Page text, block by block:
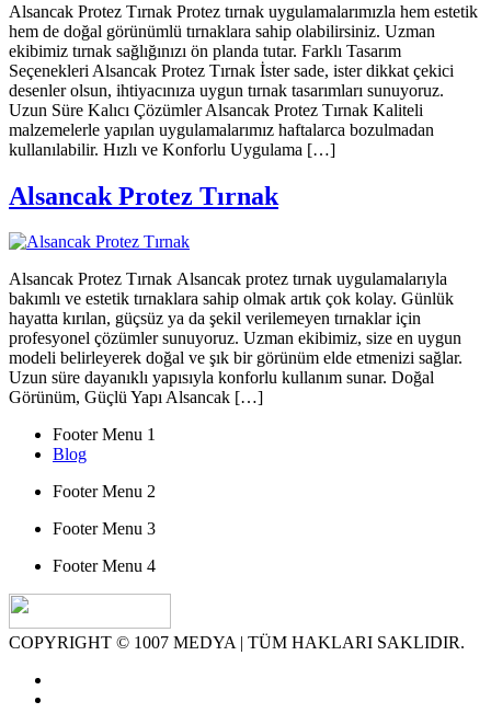
Alsancak Protez Tırnak Protez tırnak uygulamalarımızla hem estetik
hem de doğal görünümlü tırnaklara sahip olabilirsiniz. Uzman
ekibimiz tırnak sağlığınızı ön planda tutar. Farklı Tasarım
Seçenekleri Alsancak Protez Tırnak İster sade, ister dikkat çekici
desenler olsun, ihtiyacınıza uygun tırnak tasarımları sunuyoruz.
Uzun Süre Kalıcı Çözümler Alsancak Protez Tırnak Kaliteli
malzemelerle yapılan uygulamalarımız haftalarca bozulmadan
kullanılabilir. Hızlı ve Konforlu Uygulama […]
Alsancak Protez Tırnak
Alsancak Protez Tırnak Alsancak protez tırnak uygulamalarıyla
bakımlı ve estetik tırnaklara sahip olmak artık çok kolay. Günlük
hayatta kırılan, güçsüz ya da şekil verilemeyen tırnaklar için
profesyonel çözümler sunuyoruz. Uzman ekibimiz, size en uygun
modeli belirleyerek doğal ve şık bir görünüm elde etmenizi sağlar.
Uzun süre dayanıklı yapısıyla konforlu kullanım sunar. Doğal
Görünüm, Güçlü Yapı Alsancak […]
Footer Menu 1
Blog
Footer Menu 2
Footer Menu 3
Footer Menu 4
COPYRIGHT © 1007 MEDYA | TÜM HAKLARI SAKLIDIR.